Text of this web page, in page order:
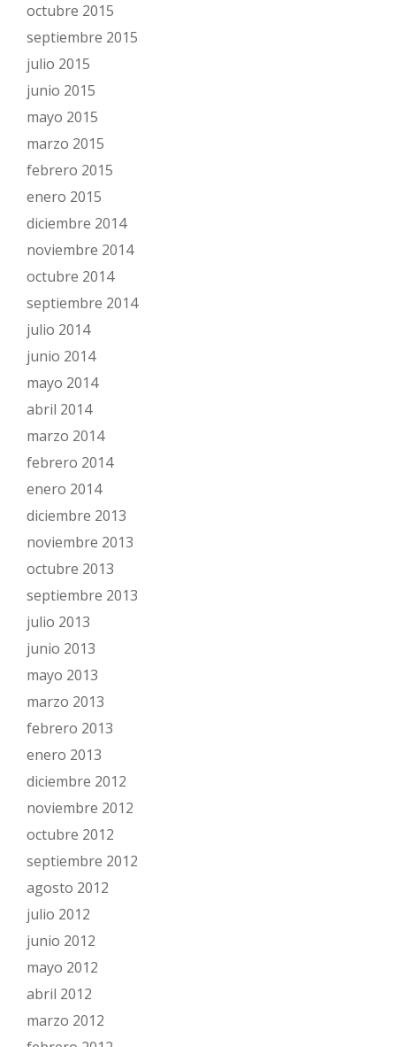
octubre 2015
septiembre 2015
julio 2015
junio 2015
mayo 2015
marzo 2015
febrero 2015
enero 2015
diciembre 2014
noviembre 2014
octubre 2014
septiembre 2014
julio 2014
junio 2014
mayo 2014
abril 2014
marzo 2014
febrero 2014
enero 2014
diciembre 2013
noviembre 2013
octubre 2013
septiembre 2013
julio 2013
junio 2013
mayo 2013
marzo 2013
febrero 2013
enero 2013
diciembre 2012
noviembre 2012
octubre 2012
septiembre 2012
agosto 2012
julio 2012
junio 2012
mayo 2012
abril 2012
marzo 2012